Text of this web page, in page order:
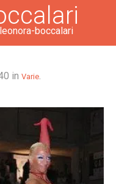
boccalari
in Varie.